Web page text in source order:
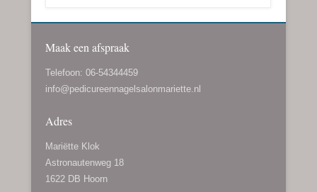
Maak een afspraak
Telefoon: 06-54344459
info@pedicureennagelsalonmariette.nl
Adres
Mariëtte Klok
Astronautenweg 18
1622 DB Hoorn